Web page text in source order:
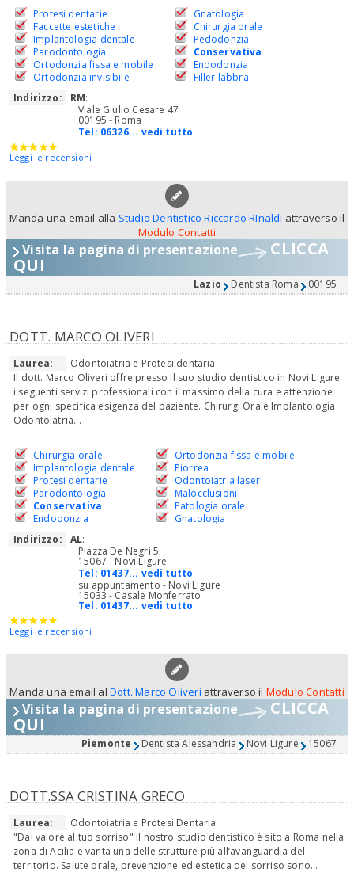
Protesi dentarie
Faccette estetiche
Implantologia dentale
Parodontologia
Ortodonzia fissa e mobile
Ortodonzia invisibile
Gnatologia
Chirurgia orale
Pedodonzia
Conservativa
Endodonzia
Filler labbra
Indirizzo:
RM:
Viale Giulio Cesare 47
00195 - Roma
Tel: 06326... vedi tutto
Leggi le recensioni
Manda una email alla Studio Dentistico Riccardo RInaldi attraverso il
Modulo Contatti
Visita la pagina di presentazione CLICCA
QUI
Lazio Dentista Roma 00195
DOTT. MARCO OLIVERI
Laurea:
Odontoiatria e Protesi dentaria
Il dott. Marco Oliveri offre presso il suo studio dentistico in Novi Ligure
i seguenti servizi professionali con il massimo della cura e attenzione
per ogni specifica esigenza del paziente. Chirurgi Orale Implantologia
Odontoiatria...
Chirurgia orale
Implantologia dentale
Protesi dentarie
Parodontologia
Conservativa
Endodonzia
Ortodonzia fissa e mobile
Piorrea
Odontoiatria laser
Malocclusioni
Patologia orale
Gnatologia
Indirizzo:
AL:
Piazza De Negri 5
15067 - Novi Ligure
Tel: 01437... vedi tutto
su appuntamento - Novi Ligure
15033 - Casale Monferrato
Tel: 01437... vedi tutto
Leggi le recensioni
Manda una email alDott. Marco Oliveri attraverso il Modulo Contatti
Visita la pagina di presentazione CLICCA
QUI
Piemonte Dentista Alessandria Novi Ligure 15067
DOTT.SSA CRISTINA GRECO
Laurea:
Odontoiatria e Protesi Dentaria
"Dai valore al tuo sorriso" Il nostro studio dentistico è sito a Roma nella
zona di Acilia e vanta una delle strutture più all’avanguardia del
territorio. Salute orale, prevenzione ed estetica del sorriso sono...